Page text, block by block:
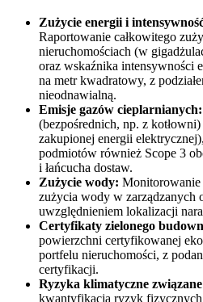
Zużycie energii i
Raportowanie całkowitego
nieruchomościach (w
oraz wskaźnika intensywności
na metr kwadratowy, z
nieodnawialną.
Emisje gazów cieplarnianych:
(bezpośrednich, np. z
zakupionej energii
podmiotów również Scope 3
i łańcucha dostaw.
Zużycie wody: Monitorowanie
zużycia wody w zarządzanych
uwzględnieniem lokalizacji
Certyfikaty zielonego
powierzchni certyfikowanej
portfelu nieruchomości, z
certyfikacji.
Ryzyka klimatyczne
kwantyfikacja ryzyk